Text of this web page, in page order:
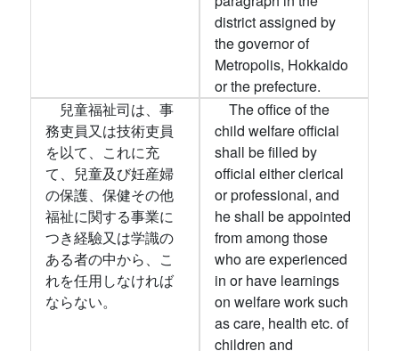
district assigned by
the governor of
Metropolis, Hokkaido
or the prefecture.
兒童福祉司は、事
務吏員又は技術吏員
を以て、これに充
て、兒童及び妊産婦
の保護、保健その他
福祉に関する事業に
つき経驗又は学識の
ある者の中から、こ
れを任用しなければ
ならない。
The office of the
child welfare official
shall be filled by
official either clerical
or professional, and
he shall be appointed
from among those
who are experienced
in or have learnings
on welfare work such
as care, health etc. of
children and